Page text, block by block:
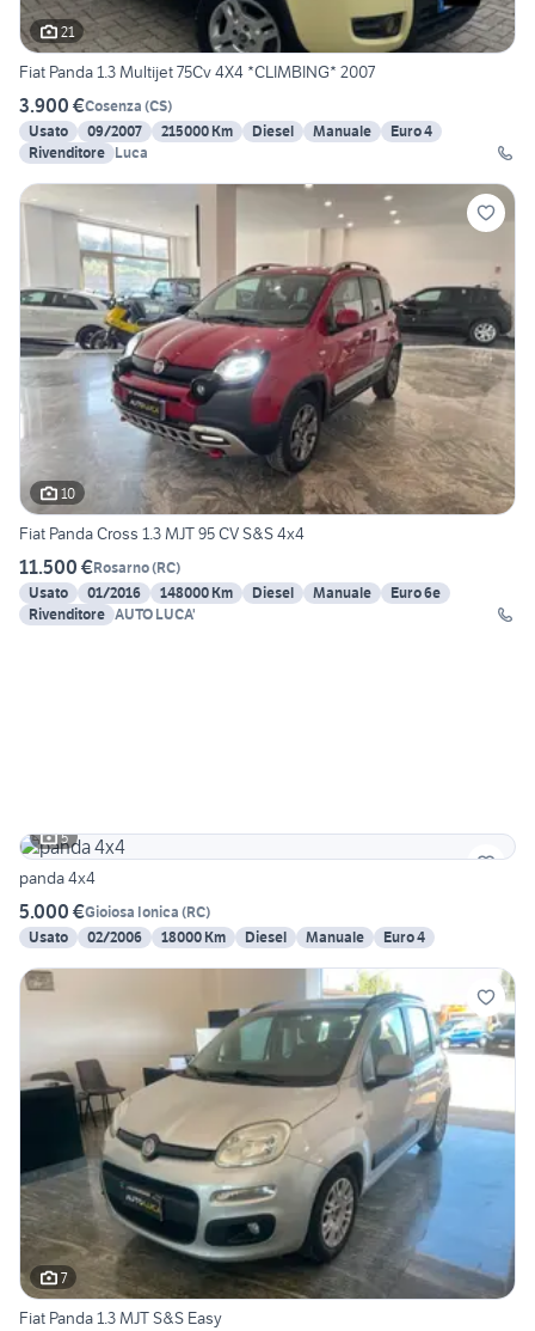
21
Fiat Panda 1.3 Multijet 75Cv 4X4 *CLIMBING* 2007
3.900 €Cosenza (CS)
Usato
09/2007 215000 Km Diesel Manuale
Euro 4
Rivenditore Luca
10
Fiat Panda Cross 1.3 MJT 95 CV S&S 4x4
11.500 €Rosarno(RC)
Usato
01/2016 148000 Km Diesel Manuale
Euro 6e
Rivenditore AUTO LUCA'
5
panda 4x4
5.000 €Gioiosa Ionica (RC)
Usato
02/2006 18000 Km Diesel Manuale Euro 4
7
Fiat Panda 1.3 MJT S&S Easy